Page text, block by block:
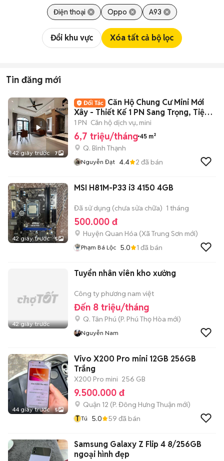
Điện thoại Oppo A93
Đổi khu vực Xóa tất cả bộ lọc
Tin đăng mới
42 giây trước 7
Căn Hộ Chung Cư Mini Mới
Xây - Thiết Kế 1 PN Sang Trọng, Tiện
Nghi
1 PN Căn hộ dịch vụ, mini
6,7 triệu/tháng 45 m²
Q. Bình Thạnh
Nguyễn Đạt 4.4 2 đã bán
42 giây trước 5
MSI H81M-P33 i3 4150 4GB
Đã sử dụng (chưa sửa chữa) 1 tháng
500.000 đ
Huyện Quan Hóa (Xã Trung Sơn mới)
Phạm Bá Lộc 5.0 1 đã bán
42 giây trước
Tuyển nhân viên kho xưởng
Công ty phương nam việt
Đến 8 triệu/tháng
Q. Tân Phú (P. Phú Thọ Hòa mới)
Nguyễn Nam
44 giây trước 5
Vivo X200 Pro mini 12GB 256GB
Trắng
X200 Pro mini 256 GB
9.500.000 đ
Quận 12 (P. Đông Hưng Thuận mới)
T Tú 5.0 59 đã bán
Samsung Galaxy Z Flip 4 8/256GB
ngoại hình đẹp